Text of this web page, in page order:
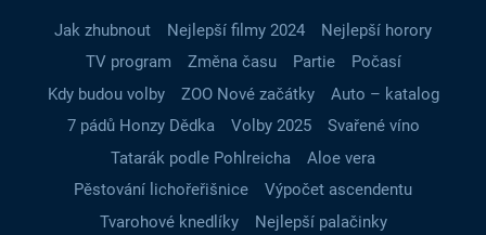
Jak zhubnout Nejlepší filmy 2024
Nejlepší horory
TV program
Změna času Partie
Počasí
Kdy budou volby
ZOO Nové začátky
Auto – katalog
7 pádů Honzy Dědka
Volby 2025
Svařené víno
Tatarák podle Pohlreicha
Aloe vera
Pěstování lichořeřišnice
Výpočet ascendentu
Tvarohové knedlíky
Nejlepší palačinky